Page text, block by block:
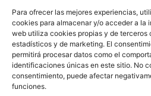
Para ofrecer las mejores experiencias,
cookies para almacenar y/o acceder a la
web utiliza cookies propias y de terceros
estadísticos y de marketing. El
permitirá procesar datos como el
identificaciones únicas en este sitio. No
consentimiento, puede afectar
funciones.
135 que aborden el tractament
aportació que rep una empresa
s’ha d’incloure en els
bonificació extraordinària i
determinats productes
decret llei 6/2022; la formulació